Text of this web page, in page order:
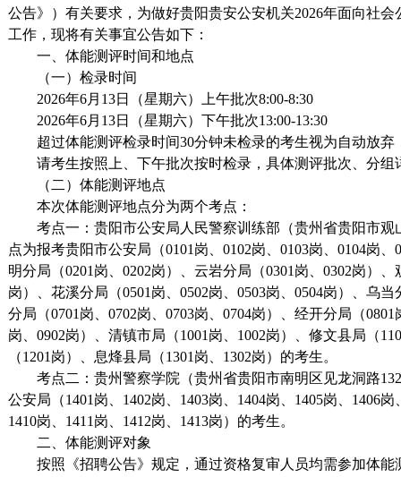
公告》）有关要求，为做好贵阳贵安公安机关2026年面向社
工作，现将有关事宜公告如下：
一、体能测评时间和地点
（一）检录时间
2026年6月13日（星期六）上午批次8:00-8:30
2026年6月13日（星期六）下午批次13:00-13:30
超过体能测评检录时间30分钟未检录的考生视为自动放
请考生按照上、下午批次按时检录，具体测评批次、分组
（二）体能测评地点
本次体能测评地点分为两个考点：
考点一：贵阳市公安局人民警察训练部（贵州省贵阳市观
点为报考贵阳市公安局（0101岗、0102岗、0103岗、0104岗、
明分局（0201岗、0202岗）、云岩分局（0301岗、0302岗）、
岗）、花溪分局（0501岗、0502岗、0503岗、0504岗）、乌
分局（0701岗、0702岗、0703岗、0704岗）、经开分局（
岗、0902岗）、清镇市局（1001岗、1002岗）、修文县局（
（1201岗）、息烽县局（1301岗、1302岗）的考生。
考点二：贵州警察学院（贵州省贵阳市南明区见龙洞路
公安局（1401岗、1402岗、1403岗、1404岗、1405岗、1406
1410岗、1411岗、1412岗、1413岗）的考生。
二、体能测评对象
按照《招聘公告》规定，通过资格复审人员均需参加体能